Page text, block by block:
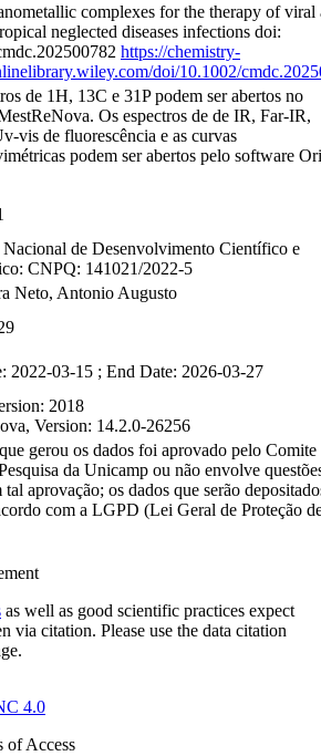
complexes for the therapy of viral
neglected diseases infections doi:
https://chemistry-
doi/10.1002/
de 1H, 13C e 31P podem ser abertos no
Os espectros de de IR, Far-IR,
vis de fluorescência e as curvas
podem ser abertos pelo software
Nacional de Desenvolvimento Científico e
CNPQ: 141021/2022-5
Neto, Antonio Augusto
2022-03-15 ; End Date: 2026-03-27
2018
Version: 14.2.0-26256
gerou os dados foi aprovado pelo Comite
da Unicamp ou não envolve
tal aprovação; os dados que serão
com a LGPD (Lei Geral de Proteção
as well as good scientific practices expect
via citation. Please use the data citation
4.0
of Access